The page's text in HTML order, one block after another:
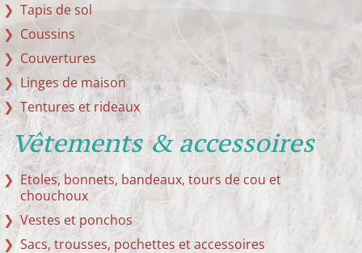
Tapis de sol
Coussins
Couvertures
Linges de maison
Tentures et rideaux
Vêtements & accessoires
Etoles, bonnets, bandeaux, tours de cou et
chouchoux
Vestes et ponchos
Sacs, trousses, pochettes et accessoires